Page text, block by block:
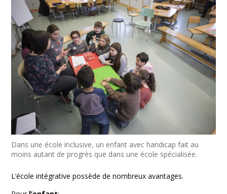
Dans une école inclusive, un enfant avec handicap fait au
moins autant de progrès que dans une école spécialisée.
L’école intégrative possède de nombreux avantages.